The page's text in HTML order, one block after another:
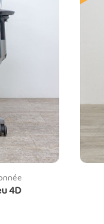
4D